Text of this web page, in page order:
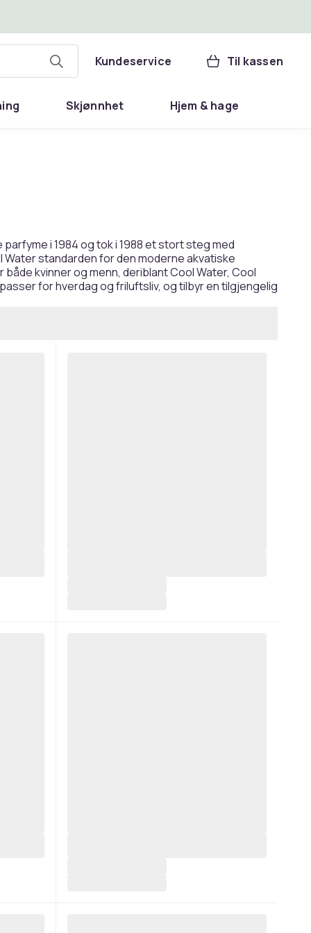
Kundeservice Til kassen
Skjønnhet Hjem & hage
i 1984 og tok i 1988 et stort steg med
standarden for den moderne akvatiske
kvinner og menn, deriblant Cool Water, Cool
for hverdag og friluftsliv, og tilbyr en tilgjengelig